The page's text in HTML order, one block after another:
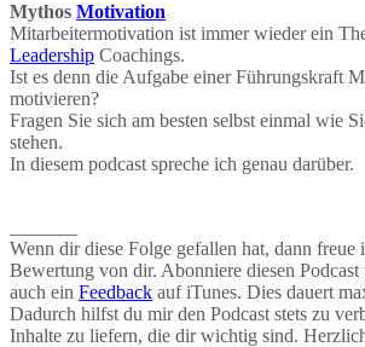
Mythos Motivation
Mitarbeitermotivation ist immer wieder ein
Leadership Coachings.
Ist es denn die Aufgabe einer Führungskraft
motivieren?
Fragen Sie sich am besten selbst einmal wie
stehen.
In diesem podcast spreche ich genau darüber.
Wenn dir diese Folge gefallen hat, dann freue
Bewertung von dir. Abonniere diesen Podcast
auch ein Feedback auf iTunes. Dies dauert
Dadurch hilfst du mir den Podcast stets zu
Inhalte zu liefern, die dir wichtig sind.